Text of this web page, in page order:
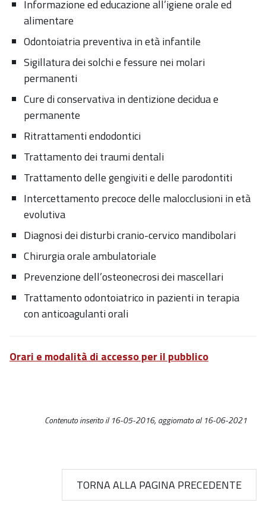
Informazione ed educazione all’igiene orale ed
alimentare
Odontoiatria preventiva in età infantile
Sigillatura dei solchi e fessure nei molari
permanenti
Cure di conservativa in dentizione decidua e
permanente
Ritrattamenti endodontici
Trattamento dei traumi dentali
Trattamento delle gengiviti e delle parodontiti
Intercettamento precoce delle malocclusioni in età
evolutiva
Diagnosi dei disturbi cranio-cervico mandibolari
Chirurgia orale ambulatoriale
Prevenzione dell’osteonecrosi dei mascellari
Trattamento odontoiatrico in pazienti in terapia
con anticoagulanti orali
Orari e modalità di accesso per il pubblico
Contenuto inserito il 16-05-2016, aggiornato al 16-06-2021
TORNA ALLA PAGINA PRECEDENTE